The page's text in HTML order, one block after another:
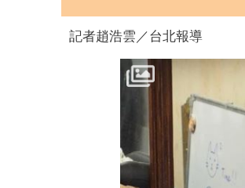
記者趙浩雲／台北報導